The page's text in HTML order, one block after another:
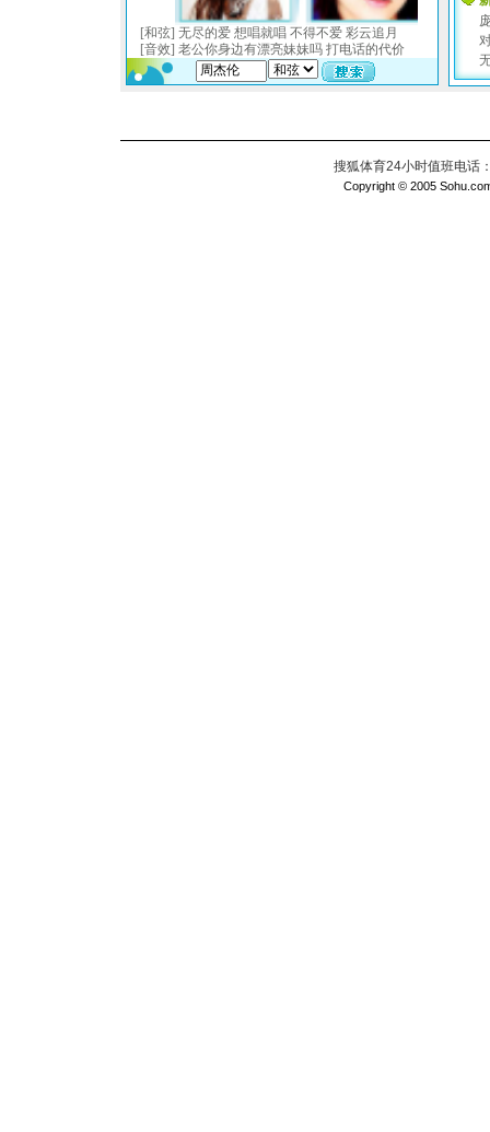
搜狐体育24小时值班电话
Copyright © 2005